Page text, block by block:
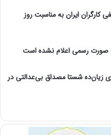
ایران به مناسبت روز
صورت رسمی اعلام نشده است
زیان‌ده شستا مصداق بی‌عدالتی در